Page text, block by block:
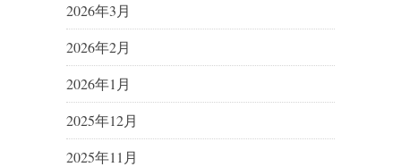
2026年3月
2026年2月
2026年1月
2025年12月
2025年11月